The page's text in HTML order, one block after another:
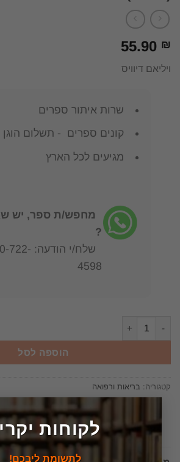
לקוחות
לתשומת ליבכם!
55.90 ₪
ויליאם דיוויס
שרות איתור ספרים
קונים ספרים - תשלום הוגן
מגיעים לכל הארץ
מחפש/ת ספר, יש
?
שלח/י הודעה:
4598
הוספה לסל
קטגוריה: בריאות ורפואה